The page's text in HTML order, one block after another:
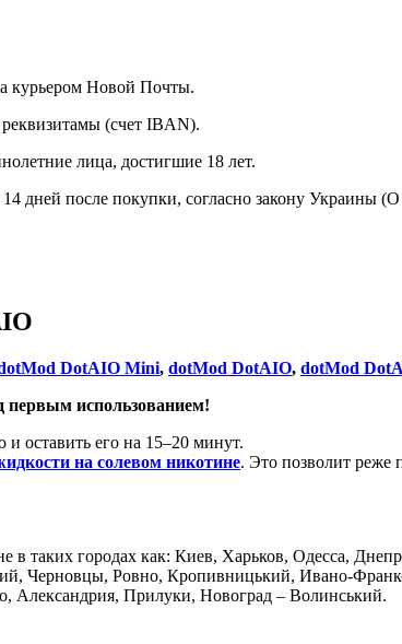
курьером Новой Почты.
(счет IBAN).
лица, достигшие 18 лет.
дней после покупки, согласно закону Украины
DotAIO Mini, dotMod DotAIO, dotMod
первым использованием!
и оставить его на 15–20 минут.
на солевом никотине. Это позволит реже
в таких городах как: Киев, Харьков, Одесса,
Черновцы, Ровно, Кропивницький, Ивано-
Александрия, Прилуки, Новоград – Волинський.